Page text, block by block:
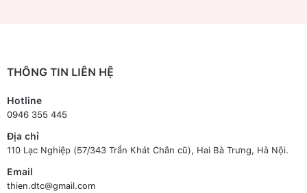
THÔNG TIN LIÊN HỆ
Hotline
0946 355 445
Địa chỉ
110 Lạc Nghiệp (57/343 Trần Khát Chân cũ), Hai Bà Trưng, Hà Nội.
Email
thien.dtc@gmail.com